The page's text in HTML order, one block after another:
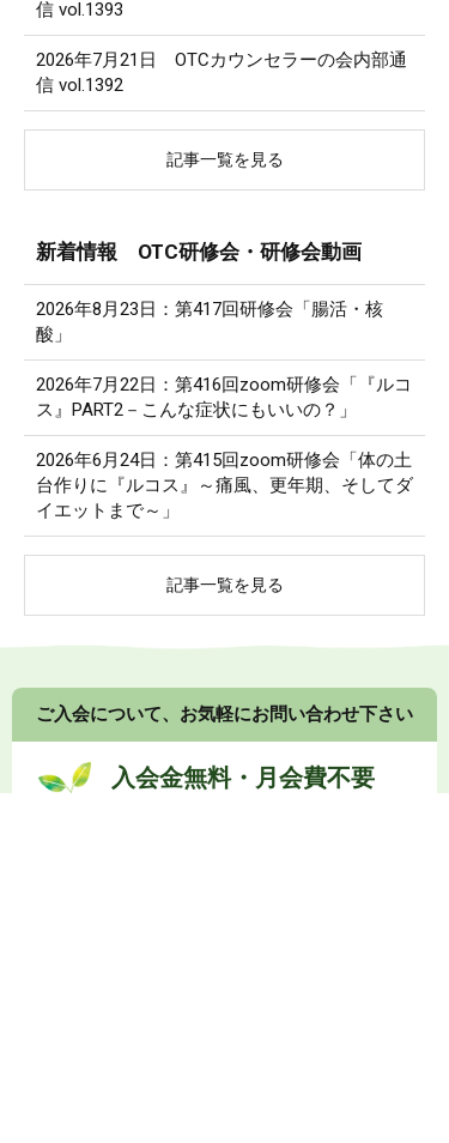
信 vol.1393
2026年7月21日 OTCカウンセラーの会内部通
信 vol.1392
記事一覧を見る
新着情報 OTC研修会・研修会動画
2026年8月23日：第417回研修会「腸活・核
酸」
2026年7月22日：第416回zoom研修会「『ルコ
ス』PART2－こんな症状にもいいの？」
2026年6月24日：第415回zoom研修会「体の土
台作りに『ルコス』～痛風、更年期、そしてダ
イエットまで～」
記事一覧を見る
ご入会について、お気軽にお問い合わせ下さい
入会金無料・月会費不要